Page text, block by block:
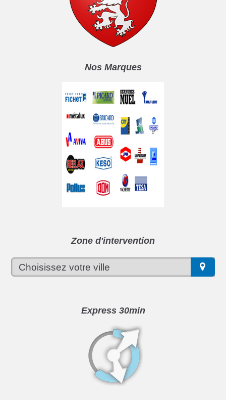
Nos Marques
Zone d'intervention
Express 30min